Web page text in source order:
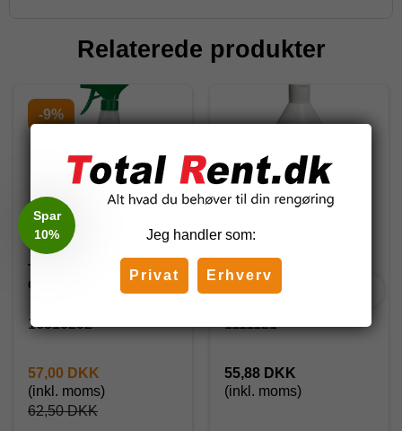
Relaterede produkter
-9%
Tana Køkkenaffedter
Grease perfect 750ml
16310202
62,50 DKK
57,00 DKK
(inkl. moms)
Total Grundrens, 1 l.
1111121
55,88 DKK
(inkl. moms)
Jeg handler som:
Privat Erhverv
Spar
10%